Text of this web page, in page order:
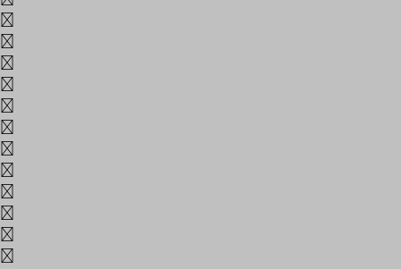
보
부
분
불
불
빛
빠
빨
뺄
뽀
사
산